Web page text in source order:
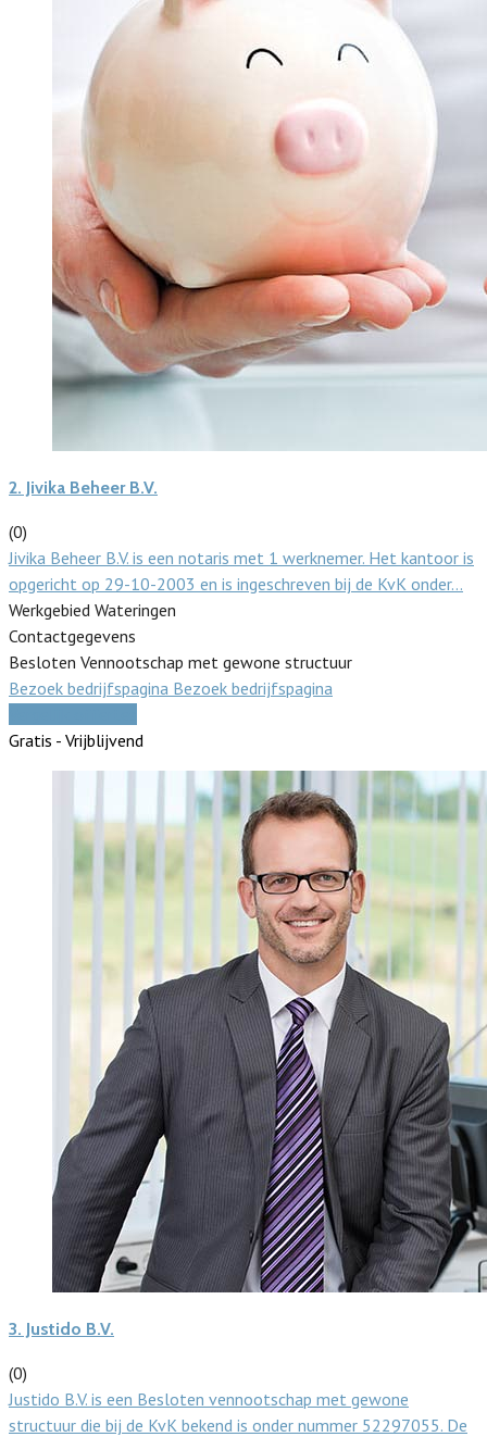
2. Jivika Beheer B.V.
(0)
Jivika Beheer B.V. is een notaris met 1 werknemer. Het kantoor is
opgericht op 29-10-2003 en is ingeschreven bij de KvK onder…
Werkgebied Wateringen
Contactgegevens
Besloten Vennootschap met gewone structuur
Bezoek bedrijfspagina Bezoek bedrijfspagina
Gratis - Vrijblijvend
3. Justido B.V.
(0)
Justido B.V. is een Besloten vennootschap met gewone
structuur die bij de KvK bekend is onder nummer 52297055. De